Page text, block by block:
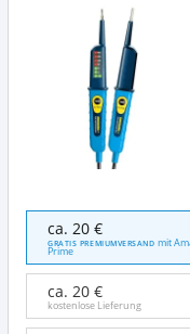
Pancontrol.at
Pancontrol
Spannungsprüfer
Angebote:
ist
ca. 20 €
GRATIS PREMIUMVERSAND mit
Prime
ca. 20 €
kostenlose Lieferung